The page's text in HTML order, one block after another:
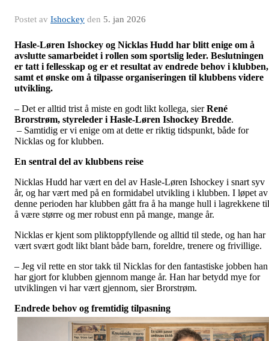
Postet av Ishockey den 5. jan 2026
Hasle-Løren Ishockey og Nicklas Hudd har blitt enige om å
avslutte samarbeidet i rollen som sportslig leder. Beslutningen
er tatt i fellesskap og er et resultat av endrede behov i klubben,
samt et ønske om å tilpasse organiseringen til klubbens videre
utvikling.
– Det er alltid trist å miste en godt likt kollega, sierRené
Brorstrøm, styreleder i Hasle-Løren Ishockey Bredde.
– Samtidig er vi enige om at dette er riktig tidspunkt, både for
Nicklas og for klubben.
En sentral del av klubbens reise
Nicklas Hudd har vært en del av Hasle-Løren Ishockey i snart syv
år, og har vært med på en formidabel utvikling i klubben. I løpet av
denne perioden har klubben gått fra å ha mange hull i lagrekkene til
å være større og mer robust enn på mange, mange år.
Nicklas er kjent som pliktoppfyllende og alltid til stede, og han har
vært svært godt likt blant både barn, foreldre, trenere og frivillige.
– Jeg vil rette en stor takk til Nicklas for den fantastiske jobben han
har gjort for klubben gjennom mange år. Han har betydd mye for
utviklingen vi har vært gjennom, sier Brorstrøm.
Endrede behov og fremtidig tilpasning